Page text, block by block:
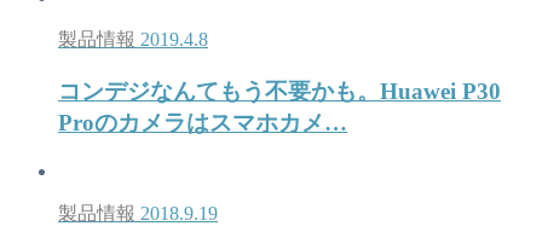
製品情報 2019.4.8
コンデジなんてもう不要かも。Huawei P30
Proのカメラはスマホカメ…
製品情報 2018.9.19